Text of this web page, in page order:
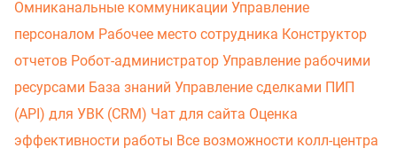
Омниканальные коммуникации Управление
персоналом Рабочее место сотрудника Конструктор
отчетов Робот-администратор Управление рабочими
ресурсами База знаний Управление сделками ПИП
(API) для УВК (CRM) Чат для сайта Оценка
эффективности работы Все возможности колл-центра